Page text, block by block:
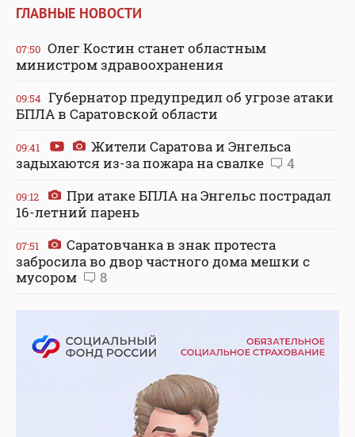
ГЛАВНЫЕ НОВОСТИ
07:50 Олег Костин станет областным
министром здравоохранения
09:54 Губернатор предупредил об угрозе атаки
БПЛА в Саратовской области
09:41
Жители Саратова и Энгельса
задыхаются из-за пожара на свалке
4
09:12
При атаке БПЛА на Энгельс пострадал
16-летний парень
07:51
Саратовчанка в знак протеста
забросила во двор частного дома мешки с
мусором
8